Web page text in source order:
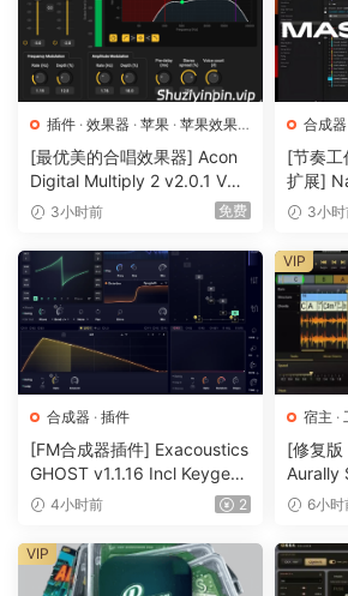
插件 · 效果器 · 苹果 · 苹果效果
器
[最优美的合唱效果器] Acon
Digital Multiply 2 v2.0.1 VST
VST3 AU AAX [WiN, MacOS
3小时前 免费
合成器
器
[节奏
扩展]
3小
合成器 · 插件
[FM合成器插件] Exacoustics
GHOST v1.1.16 Incl Keygen-
R2R [WiN]（12.1MB）
4小时前 2
宿主 ·
[修复版
Aurally
PRO6小时
VIP
VIP